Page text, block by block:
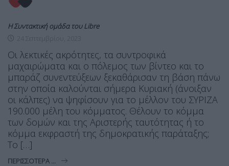
Η Συντακτική ομάδα του Libre
Οι λεκτικές ακρότητες, τα συντροφικά
μαχαιρώματα και ο πόλεμος των βίντεο και το
μπαράζ συνεντεύξεων ξεκαθάρισαν τη βάση πάνω
στην οποία καλούνται σήμερα Κυριακή (άνοιξαν
οι κάλπες) να ψηφίσουν για το μέλλον του ΣΥΡΙΖΑ
190.000 μέλη του κόμματος. Θέλουν το κόμμα
των δομών και της Αριστερής ταυτότητας ή το
κόμμα εκφραστή της δημοκρατικής παράταξης;
Το […]
ΠΕΡΙΣΣΌΤΕΡΑ ...